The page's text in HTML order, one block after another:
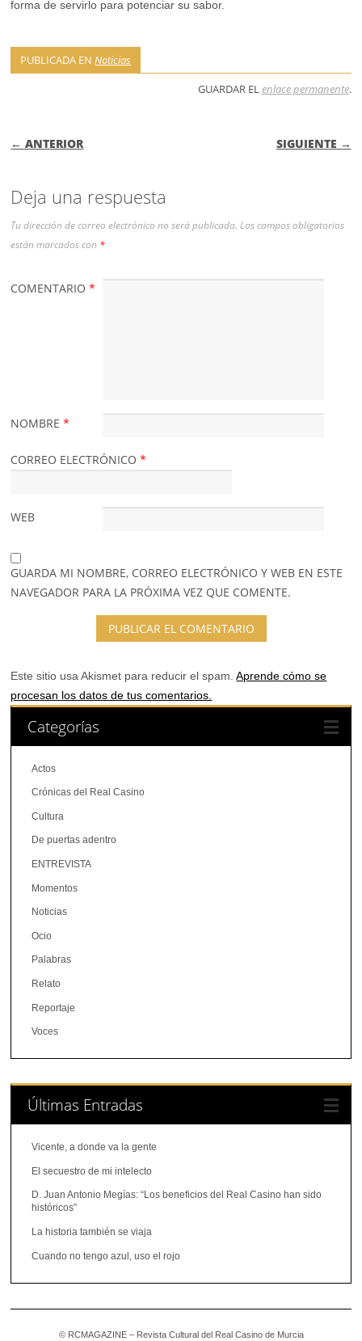
forma de servirlo para potenciar su sabor.
PUBLICADA ENNoticias
GUARDAR ELenlace permanente.
NAVEGACIÓN DE ENTRADAS
← ANTERIOR SIGUIENTE →
Deja una respuesta
Tu dirección de correo electrónico no será publicada. Los campos obligatorios
están marcados con *
COMENTARIO*
NOMBRE*
CORREO ELECTRÓNICO*
WEB
GUARDA MI NOMBRE, CORREO ELECTRÓNICO Y WEB EN ESTE
NAVEGADOR PARA LA PRÓXIMA VEZ QUE COMENTE.
Este sitio usa Akismet para reducir el spam.Aprende cómo se
procesan los datos de tus comentarios.
Categorías
Actos
Crónicas del Real Casino
Cultura
De puertas adentro
ENTREVISTA
Momentos
Noticias
Ocio
Palabras
Relato
Reportaje
Voces
Últimas Entradas
Vicente, a donde va la gente
El secuestro de mi intelecto
D. Juan Antonio Megías: “Los beneficios del Real Casino han sido
históricos”
La historia también se viaja
Cuando no tengo azul, uso el rojo
© RCMAGAZINE – Revista Cultural del Real Casino de Murcia